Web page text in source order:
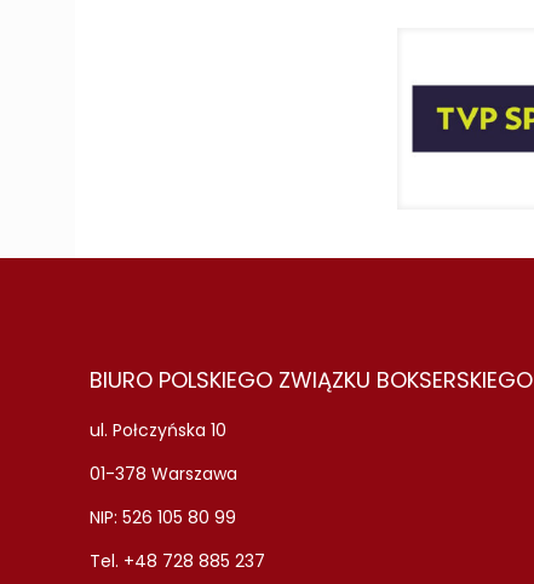
BIURO POLSKIEGO ZWIĄZKU BOKSERSKIEGO
ul. Połczyńska 10
01-378 Warszawa
NIP: 526 105 80 99
Tel. +48 728 885 237